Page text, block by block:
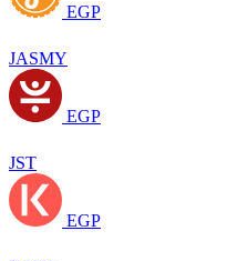
EGP
JASMY
EGP
JST
EGP